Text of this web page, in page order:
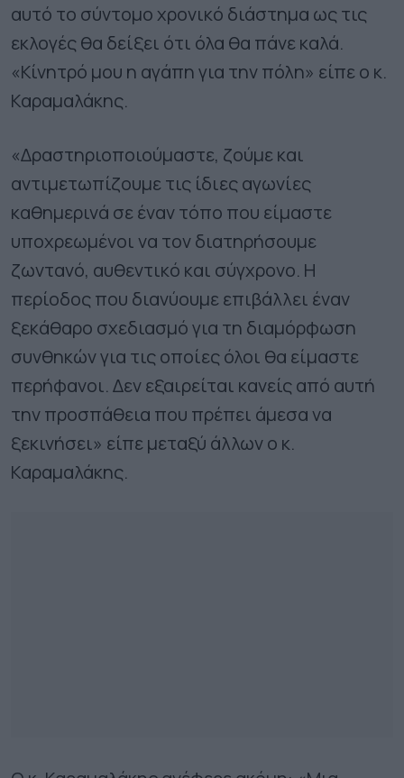
αυτό το σύντομο χρονικό διάστημα ως τις
εκλογές θα δείξει ότι όλα θα πάνε καλά.
«Κίνητρό μου η αγάπη για την πόλη» είπε ο κ.
Καραμαλάκης.
«Δραστηριοποιούμαστε, ζούμε και
αντιμετωπίζουμε τις ίδιες αγωνίες
καθημερινά σε έναν τόπο που είμαστε
υποχρεωμένοι να τον διατηρήσουμε
ζωντανό, αυθεντικό και σύγχρονο. Η
περίοδος που διανύουμε επιβάλλει έναν
ξεκάθαρο σχεδιασμό για τη διαμόρφωση
συνθηκών για τις οποίες όλοι θα είμαστε
περήφανοι. Δεν εξαιρείται κανείς από αυτή
την προσπάθεια που πρέπει άμεσα να
ξεκινήσει» είπε μεταξύ άλλων ο κ.
Καραμαλάκης.